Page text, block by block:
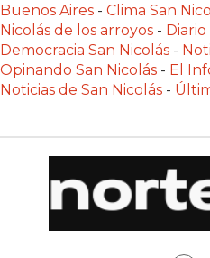
RECIBIR
PEDIDOS
DE
COMIDA
DEFINITIVA
Buenos Aires - Clima San
Nicolás de los arroyos - Diario
Democracia San Nicolás -
Opinando San Nicolás - El
Noticias de San Nicolás -